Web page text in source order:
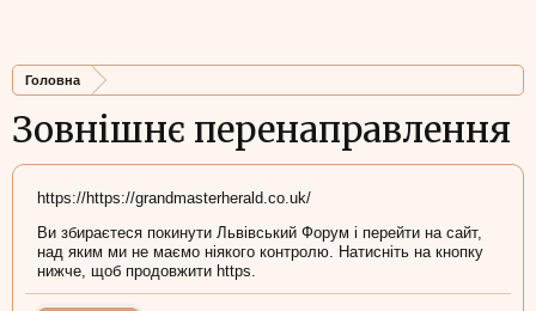
Головна
Зовнішнє перенаправлення
https://https://grandmasterherald.co.uk/
Ви збираєтеся покинути Львівський Форум і перейти на сайт,
над яким ми не маємо ніякого контролю. Натисніть на кнопку
нижче, щоб продовжити https.